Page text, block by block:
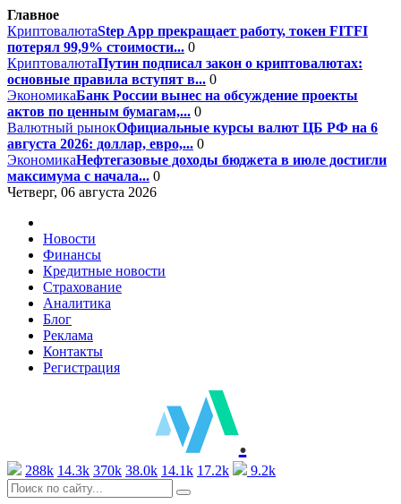
Главное
КриптовалютаStep App прекращает работу, токен FITFI
потерял 99,9% стоимости... 0
КриптовалютаПутин подписал закон о криптовалютах:
основные правила вступят в... 0
ЭкономикаБанк России вынес на обсуждение проекты
актов по ценным бумагам,... 0
Валютный рынокОфициальные курсы валют ЦБ РФ на 6
августа 2026: доллар, евро,... 0
ЭкономикаНефтегазовые доходы бюджета в июле достигли
максимума с начала... 0
Четверг, 06 августа 2026
Новости
Финансы
Кредитные новости
Страхование
Аналитика
Блог
Реклама
Контакты
Регистрация
.
288k 14.3k 370k 38.0k 14.1k 17.2k 9.2k